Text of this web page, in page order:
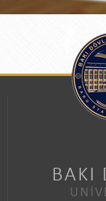
BAKI